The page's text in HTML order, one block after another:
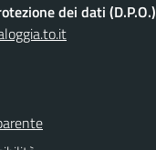
dei dati (D.P.O.)